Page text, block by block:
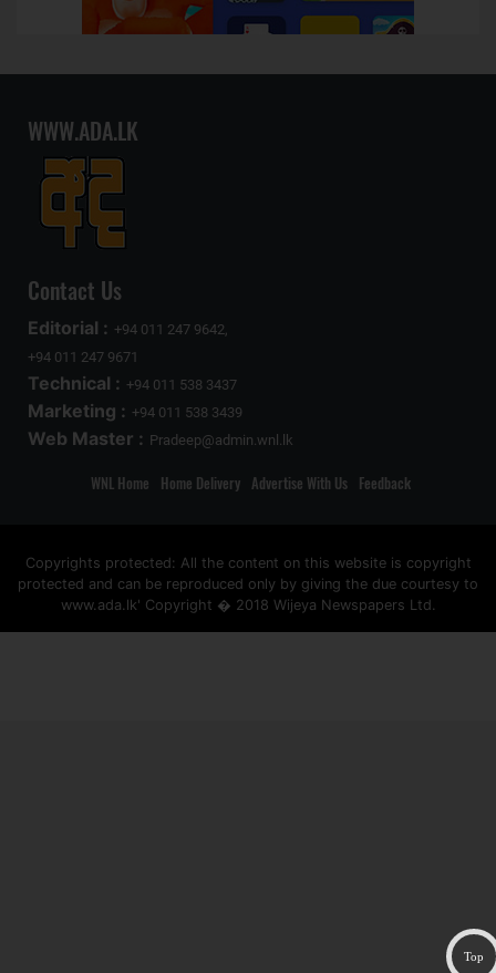
Top
WWW.ADA.LK
Contact Us
Editorial : +94 011 247 9642,
+94 011 247 9671
Technical : +94 011 538 3437
Marketing : +94 011 538 3439
Web Master : Pradeep@admin.wnl.lk
WNL Home Home Delivery Advertise With Us Feedback
Copyrights protected: All the content on this website is copyright
protected and can be reproduced only by giving the due courtesy to
www.ada.lk' Copyright � 2018 Wijeya Newspapers Ltd.